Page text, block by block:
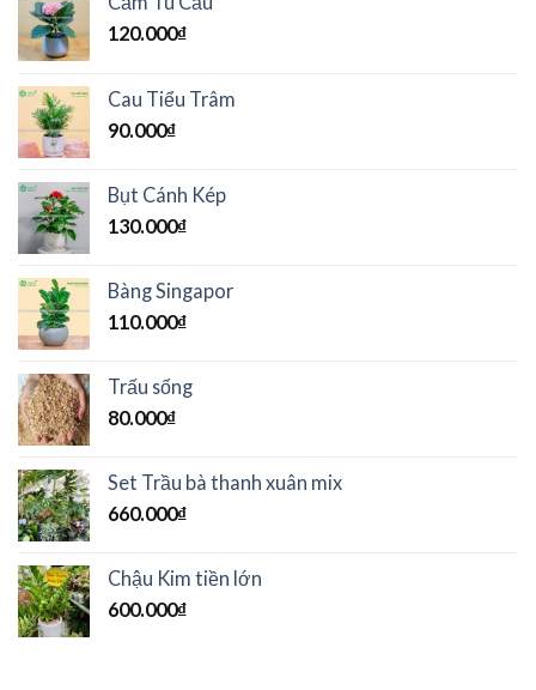
120.000₫
Cau Tiểu Trâm
90.000₫
Bụt Cánh Kép
130.000₫
Bàng Singapor
110.000₫
Trấu sống
80.000₫
Set Trầu bà thanh xuân mix
660.000₫
Chậu Kim tiền lớn
600.000₫